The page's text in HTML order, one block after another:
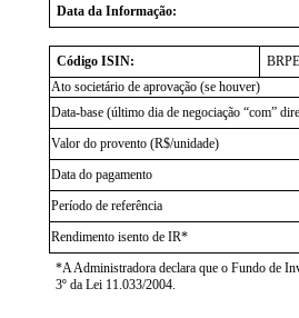
Data da Informação:
Código ISIN:
Ato societário de aprovação (se houver)
Data-base (último dia de negociação “com”
Valor do provento (R$/unidade)
Data do pagamento
Período de referência
Rendimento isento de IR*
*A Administradora declara que o Fundo de
3º da Lei 11.033/2004.